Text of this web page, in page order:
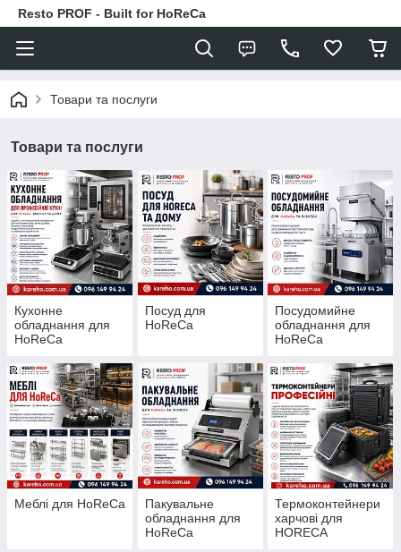
Resto PROF - Built for HoReCa
Товари та послуги
Товари та послуги
Кухонне
обладнання для
HoReCa
Посуд для
HoReCa
Посудомийне
обладнання для
HoReCa
Меблі для HoReCa
Пакувальне
обладнання для
HoReCa
Термоконтейнери
харчові для
HORECA